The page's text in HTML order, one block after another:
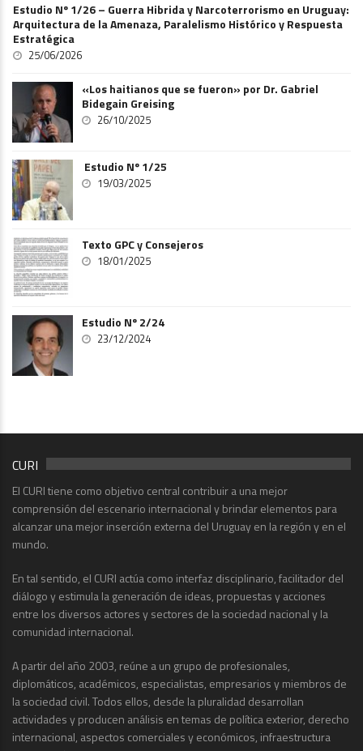
Estudio Nº 1/26 – Guerra Hibrida y Narcoterrorismo en Uruguay:
Arquitectura de la Amenaza, Paralelismo Histórico y Respuesta
Estratégica
25/06/2026
«Los haitianos que se fueron» por Dr. Gabriel
Bidegain Greising
26/10/2025
Estudio Nº 1/25
19/03/2025
Texto GPC y Consejeros
18/01/2025
Estudio Nº 2/24
23/12/2024
CURI
El CURI tiene como objetivo central contribuir a una mejor
comprensión del escenario internacional y brindar elementos para
alcanzar una mejor inserción externa del Uruguay en la región y en el
mundo.
En tal sentido, el CURI actúa como interfaz disciplinario, facilitador del
diálogo y estimula la generación de ideas, propuestas y acciones
entre los diversos actores y sectores de la sociedad nacional y la
comunidad internacional.
A partir del año 2003, reúne a un grupo de profesionales,
diplomáticos, académicos, especialistas, empresarios y miembros de
la sociedad civil. Todos ellos, desde la pluralidad desarrollan
actividades y producen análisis en temas de política exterior, derecho
internacional, aspectos comerciales y económicos, infraestructura